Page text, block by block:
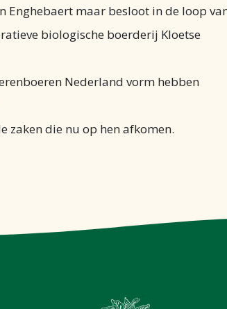
Enghebaert maar besloot in de loop
biologische boerderij Kloetse
Nederland vorm hebben
zaken die nu op hen afkomen.